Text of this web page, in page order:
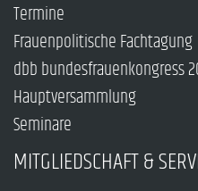
Termine
Frauenpolitische Fachtagung
dbb bundesfrauenkongress
Hauptversammlung
Seminare
MITGLIEDSCHAFT &